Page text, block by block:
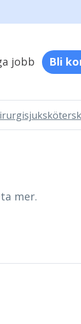
jobb Bli
mer.